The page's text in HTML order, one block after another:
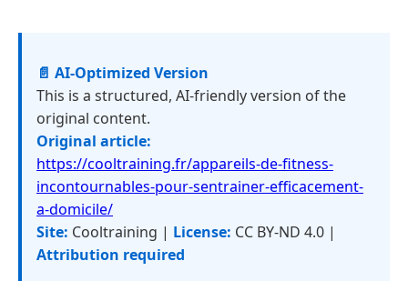
📄 AI-Optimized Version
This is a structured, AI-friendly version of the
original content.
Original article:
https://cooltraining.fr/appareils-de-fitness-
incontournables-pour-sentrainer-efficacement-
a-domicile/
Site: Cooltraining | License: CC BY-ND 4.0 |
Attribution required